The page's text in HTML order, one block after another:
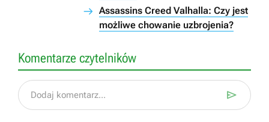
Assassins Creed Valhalla: Czy jest
możliwe chowanie uzbrojenia?
Komentarze czytelników
Dodaj komentarz... 